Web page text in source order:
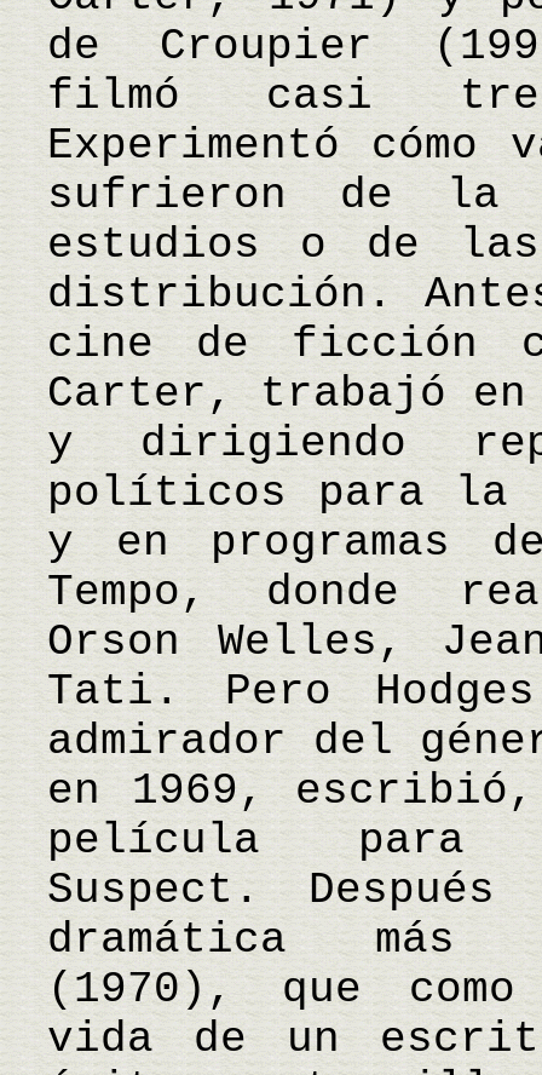
de Croupier
filmó casi tres
Experimentó
sufrieron de la
estudios o de
distribución.
cine de ficción
Carter, trabajó en
y dirigiendo
políticos para la
y en programas
Tempo, donde
Orson Welles,
Tati. Pero
admirador del
en 1969,
película para
Suspect.
dramática más
(1970), que
vida de un